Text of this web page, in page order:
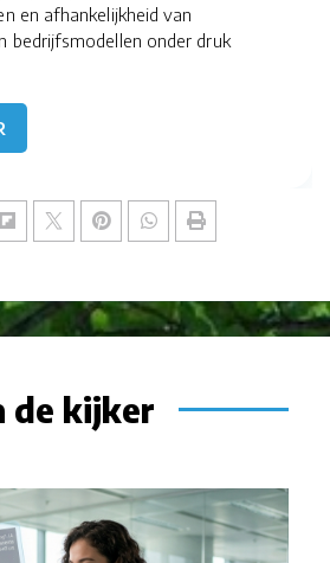
en afhankelijkheid van
bedrijfsmodellen onder druk
de kijker